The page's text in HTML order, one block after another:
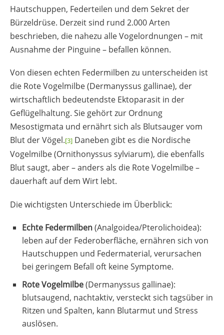
Hautschuppen, Federteilen und dem Sekret der
Bürzeldrüse. Derzeit sind rund 2.000 Arten
beschrieben, die nahezu alle Vogelordnungen – mit
Ausnahme der Pinguine – befallen können.
Von diesen echten Federmilben zu unterscheiden ist
die Rote Vogelmilbe (Dermanyssus gallinae), der
wirtschaftlich bedeutendste Ektoparasit in der
Geflügelhaltung. Sie gehört zur Ordnung
Mesostigmata und ernährt sich als Blutsauger vom
Blut der Vögel.[3] Daneben gibt es die Nordische
Vogelmilbe (Ornithonyssus sylviarum), die ebenfalls
Blut saugt, aber – anders als die Rote Vogelmilbe –
dauerhaft auf dem Wirt lebt.
Die wichtigsten Unterschiede im Überblick:
Echte Federmilben(Analgoidea/Pterolichoidea):
leben auf der Federoberfläche, ernähren sich von
Hautschuppen und Federmaterial, verursachen
bei geringem Befall oft keine Symptome.
Rote Vogelmilbe(Dermanyssus gallinae):
blutsaugend, nachtaktiv, versteckt sich tagsüber in
Ritzen und Spalten, kann Blutarmut und Stress
auslösen.